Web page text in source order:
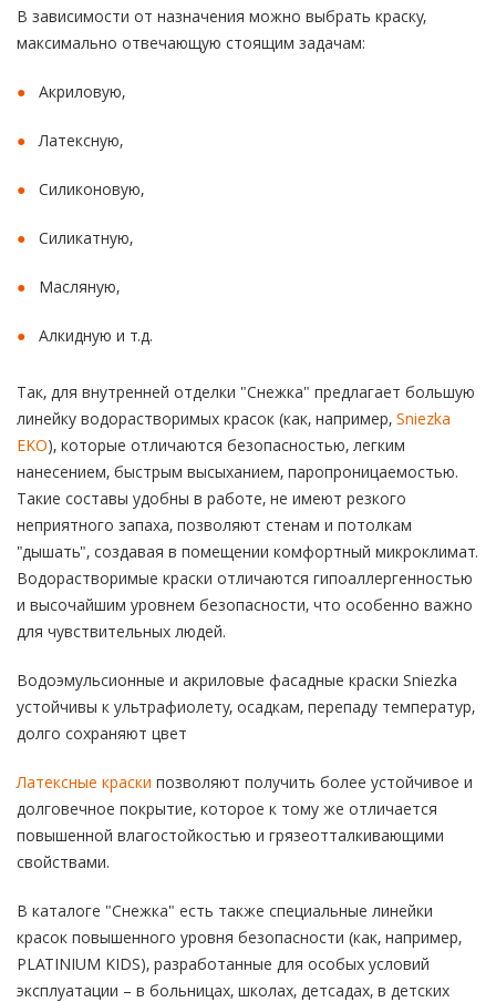
В зависимости от назначения можно выбрать краску,
максимально отвечающую стоящим задачам:
Акриловую,
Латексную,
Силиконовую,
Силикатную,
Масляную,
Алкидную и т.д.
Так, для внутренней отделки "Снежка" предлагает большую
линейку водорастворимых красок (как, например, Sniezka
EKO), которые отличаются безопасностью, легким
нанесением, быстрым высыханием, паропроницаемостью.
Такие составы удобны в работе, не имеют резкого
неприятного запаха, позволяют стенам и потолкам
"дышать", создавая в помещении комфортный микроклимат.
Водорастворимые краски отличаются гипоаллергенностью
и высочайшим уровнем безопасности, что особенно важно
для чувствительных людей.
Водоэмульсионные и акриловые фасадные краски Sniezka
устойчивы к ультрафиолету, осадкам, перепаду температур,
долго сохраняют цвет
Латексные краски позволяют получить более устойчивое и
долговечное покрытие, которое к тому же отличается
повышенной влагостойкостью и грязеотталкивающими
свойствами.
В каталоге "Снежка" есть также специальные линейки
красок повышенного уровня безопасности (как, например,
PLATINIUM KIDS), разработанные для особых условий
эксплуатации – в больницах, школах, детсадах, в детских